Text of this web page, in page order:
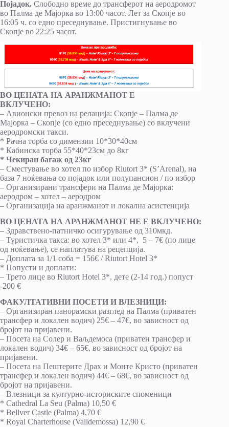
Појадок. Слободно време до трансферот на аеродромот
во Палма де Мајорка во 13:00 часот. Лет за Скопје во
16:05 ч. со едно преседнување. Пристигнување во
Скопје во 22:25 часот.
ВО ЦЕНАТА НА АРАНЖМАНОТ Е
ВКЛУЧЕНО:
– Авионски превоз на релација: Скопје – Палма де
Мајорка – Скопје (со едно преседнување) со вклучени
аеродромски такси.
* Рачна торба со димензии 10*30*40см
* Кабинска торба 55*40*23см до 8кг
* Чекиран багаж од 23кг
– Сместување во хотел по избор Riutort 3* (S’Arenal), на
база 7 ноќевања со појадок или полупансион / по избор
– Oрганизирани трансфери на Палма де Мајорка:
аеродром – хотел – аеродром
– Организација на аранжманот и локална асистенција
ВО ЦЕНАТА НА АРАНЖМАНОТ НЕ Е ВКЛУЧЕНО:
– Здравствено-патничко осигурување од 310мкд.
– Туристичка такса: во хотел 3* или 4*, 5 – 7€ (по лице
од ноќевање), се наплатува на рецепција.
– Доплата за 1/1 соба = 156€ / Riutort Hotel 3*
* Попусти и доплати:
– Трето лице во Riutort Hotel 3*, дете (2-14 год.) попуст
-200 €
ФАКУЛТАТИВНИ ПОСЕТИ И ВЛЕЗНИЦИ:
– Организиран панорамски разглед на Палма (приватен
трансфер и локален водич) 25€ – 47€, во зависност од
бројот на пријавени.
– Посета на Солер и Ваљдемоса (приватен трансфер и
локален водич) 34€ – 65€, во зависност од бројот на
пријавени.
– Посета на Пештерите Драх и Монте Кристо (приватен
трансфер и локален водич) 44€ – 68€, во зависност од
бројот на пријавени.
– Влезници за културно-историските споменици
* Cathedral La Seu (Palma) 10,50 €
* Bellver Castle (Palma) 4,70 €
* Royal Charterhouse (Valldemossa) 12,90 €